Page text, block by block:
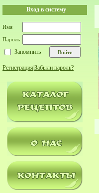
Вход в систему
Имя
Пароль
Запомнить
Регистрация Забыли пароль?